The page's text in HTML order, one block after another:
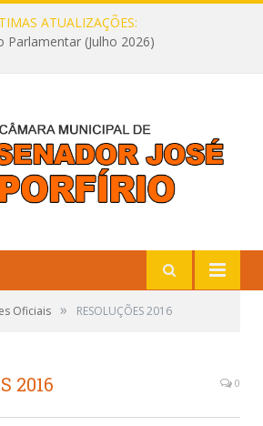
ATUALIZAÇÕES:
Parlamentar (Julho 2026)
Oficiais » RESOLUÇÕES 2016
2016 0